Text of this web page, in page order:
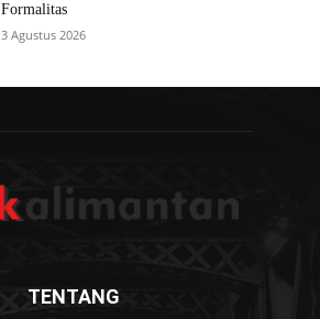
Formalitas
3 Agustus 2026
TENTANG